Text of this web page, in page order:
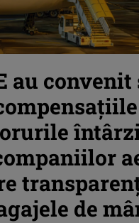
au convenit
de